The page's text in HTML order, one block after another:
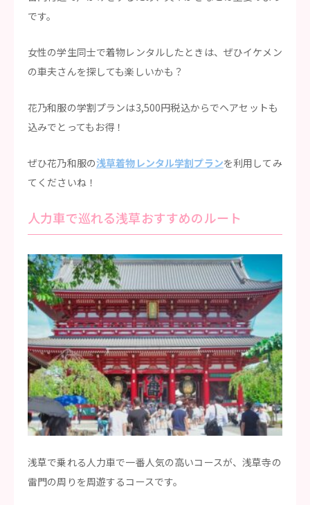
です。
女性の学生同士で着物レンタルしたときは、ぜひイケメン
の車夫さんを探しても楽しいかも？
花乃和服の学割プランは3,500円税込からでヘアセットも
込みでとってもお得！
ぜひ花乃和服の浅草着物レンタル学割プランを利用してみ
てくださいね！
人力車で巡れる浅草おすすめのルート
浅草で乗れる人力車で一番人気の高いコースが、浅草寺の
雷門の周りを周遊するコースです。